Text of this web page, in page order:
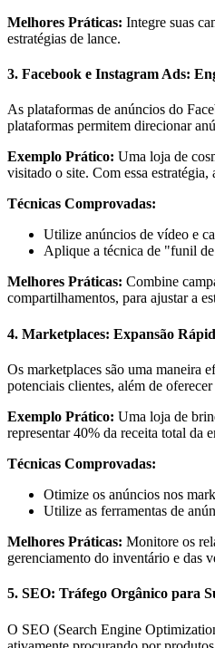
Melhores Práticas: Integre suas
estratégias de lance.
3. Facebook e Instagram Ads:
As plataformas de anúncios do
plataformas permitem direcionar
Exemplo Prático: Uma loja de
visitado o site. Com essa
Técnicas Comprovadas:
Utilize anúncios de vídeo e
Aplique a técnica de "funil
Melhores Práticas: Combine
compartilhamentos, para ajustar a
4. Marketplaces: Expansão
Os marketplaces são uma maneira
potenciais clientes, além de
Exemplo Prático: Uma loja de
representar 40% da receita total da
Técnicas Comprovadas:
Otimize os anúncios nos
Utilize as ferramentas de
Melhores Práticas: Monitore os
gerenciamento do inventário e das
5. SEO: Tráfego Orgânico para
O SEO (Search Engine